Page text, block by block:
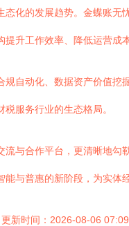
化的发展趋势。金蝶账
升工作效率、降低运营成
自动化、数据资产价值
服务行业的生态格局。
与合作平台，更清晰地
与普惠的新阶段，为实体
更新时间：2026-08-06